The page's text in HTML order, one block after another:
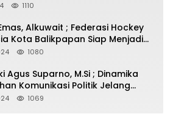
1110
Alkuwait ; Federasi Hockey
Kota Balikpapan Siap Menjadi
Prestasi Di Kaltim
1080
Agus Suparno, M.Si ; Dinamika
Komunikasi Politik Jelang
2024
1069